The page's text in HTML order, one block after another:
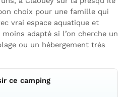
choix pour une famille qui
vrai espace aquatique et
adapté si l’on cherche un
ou un hébergement très
ce camping